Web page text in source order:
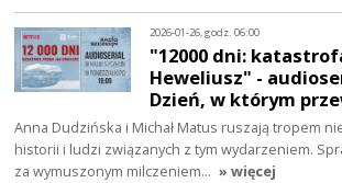
2026-01-26, godz. 06:00
"12000 dni:
Heweliusz" -
Dzień, w którym
Anna Dudzińska i Michał Matus ruszają tropem
historii i ludzi związanych z tym wydarzeniem.
za wymuszonym milczeniem… » więcej